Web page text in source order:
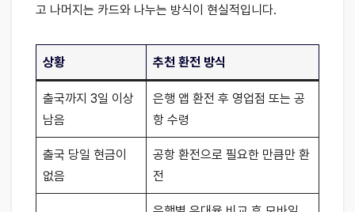
고 나머지는 카드와 나누는 방식이 현실적입니다.
상황 추천 환전 방식
출국까지 3일 이상
남음
은행 앱 환전 후 영업점 또는 공
항 수령
출국 당일 현금이
없음
공항 환전으로 필요한 만큼만 환
전